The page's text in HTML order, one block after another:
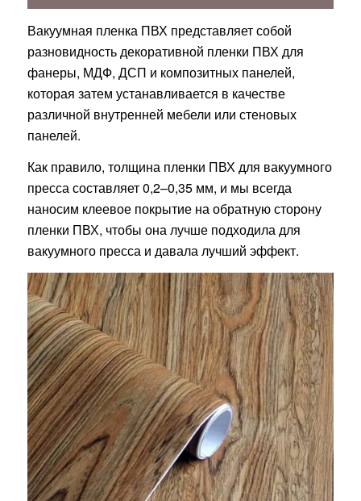
Вакуумная пленка ПВХ представляет собой
разновидность декоративной пленки ПВХ для
фанеры, МДФ, ДСП и композитных панелей,
которая затем устанавливается в качестве
различной внутренней мебели или стеновых
панелей.
Как правило, толщина пленки ПВХ для вакуумного
пресса составляет 0,2–0,35 мм, и мы всегда
наносим клеевое покрытие на обратную сторону
пленки ПВХ, чтобы она лучше подходила для
вакуумного пресса и давала лучший эффект.